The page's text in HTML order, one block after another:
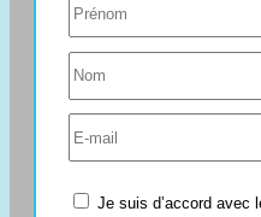
Je suis d’accord avec